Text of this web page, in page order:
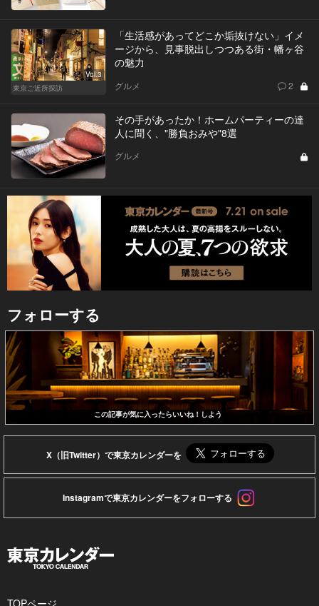
Vol.3
東京ご近所探訪
「生活感があってどこか垢抜けない」イメ
ージから、見事脱出しつつある街・幡ヶ谷
の魅力
グルメ 2
その手があったか！ホームパーティーの達
人に聞く、"勝負おみや"8選
グルメ
フォローする
この記事が気に入ったらいいね！しよう
X（旧Twitter）で東京カレンダーを
Instagramで東京カレンダーをフォローする